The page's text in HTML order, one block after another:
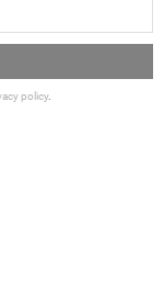
policy.